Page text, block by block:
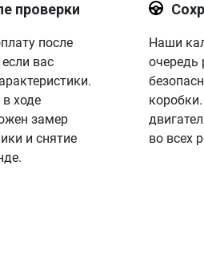
проверки
после
вас
ходе
замер
и снятие
Наши
очередь
во всех